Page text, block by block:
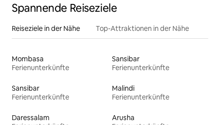
Spannende Reiseziele
Reiseziele in der Nähe Top-Attraktionen in der Nähe
Mombasa
Ferienunterkünfte
Sansibar
Ferienunterkünfte
Sansibar
Ferienunterkünfte
Malindi
Ferienunterkünfte
Daressalam
Arusha